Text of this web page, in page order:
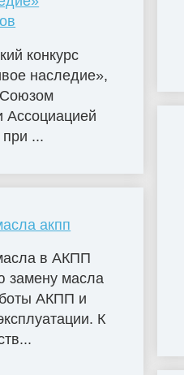
конкурс
наследие»,
Союзом
Ассоциацией
при ...
акпп
в АКПП
замену масла
АКПП и
К